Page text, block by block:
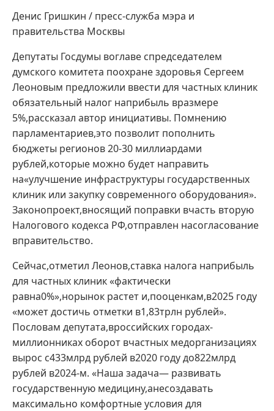
Денис Гришкин / пресс-служба мэра и
правительства Москвы
Депутаты Госдумы воглаве спредседателем
думского комитета поохране здоровья Сергеем
Леоновым предложили ввести для частных клиник
обязательный налог наприбыль вразмере
5%,рассказал автор инициативы. Помнению
парламентариев,это позволит пополнить
бюджеты регионов 20-30 миллиардами
рублей,которые можно будет направить
на«улучшение инфраструктуры государственных
клиник или закупку современного оборудования».
Законопроект,вносящий поправки вчасть вторую
Налогового кодекса РФ,отправлен насогласование
вправительство.
Сейчас,отметил Леонов,ставка налога наприбыль
для частных клиник «фактически
равна0%»,норынок растет и,пооценкам,в2025 году
«может достичь отметки в1,83трлн рублей».
Пословам депутата,вроссийских городах-
миллионниках оборот вчастных медорганизациях
вырос с433млрд рублей в2020 году до822млрд
рублей в2024-м. «Наша задача— развивать
государственную медицину,анесоздавать
максимально комфортные условия для